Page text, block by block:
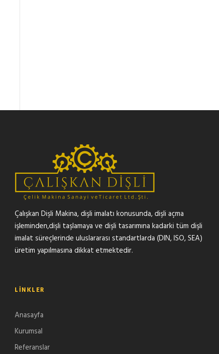
Çalışkan Dişli Makina, dişli imalatı konusunda, dişli açma
işleminden,dişli taşlamaya ve dişli tasarımına kadarki tüm dişli
imalat süreçlerinde uluslararası standartlarda (DIN, ISO, SEA)
üretim yapılmasına dikkat etmektedir.
LINKLER
Anasayfa
Kurumsal
Referanslar